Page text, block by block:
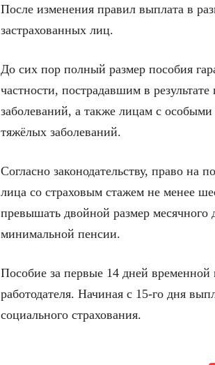
После изменения правил выплата в
застрахованных лиц.
До сих пор полный размер пособия
частности, пострадавшим в
заболеваний, а также лицам с
тяжёлых заболеваний.
Согласно законодательству, право на
лица со страховым стажем не менее
превышать двойной размер месячного
минимальной пенсии.
Пособие за первые 14 дней временной
работодателя. Начиная с 15-го дня
социального страхования.